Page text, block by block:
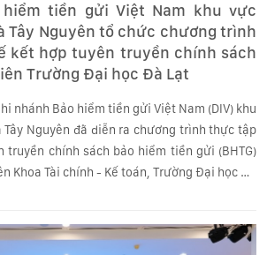
hiểm tiền gửi Việt Nam khu vực
Tây Nguyên tổ chức chương trình
kết hợp tuyên truyền chính sách
Trường Đại học Đà Lạt
nhánh Bảo hiểm tiền gửi Việt Nam (DIV) khu
Tây Nguyên đã diễn ra chương trình thực tập
truyền chính sách bảo hiểm tiền gửi (BHTG)
Khoa Tài chính - Kế toán, Trường Đại học Đà